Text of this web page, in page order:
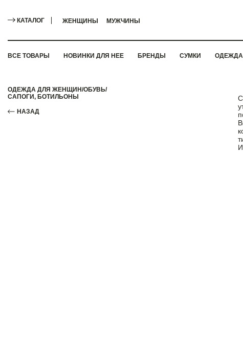
КАТАЛОГ ЖЕНЩИНЫ МУЖЧИНЫ
ВСЕ ТОВАРЫ НОВИНКИ ДЛЯ НЕЕ БРЕНДЫ СУМКИ ОДЕЖДА
ОДЕЖДА ДЛЯ ЖЕНЩИН/ОБУВЬ/
САПОГИ, БОТИЛЬОНЫ
НАЗАД